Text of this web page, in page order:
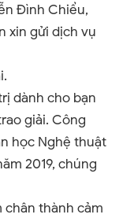
Đình Chiểu,
xin gửi dịch vụ
dành cho bạn
giải. Công
học Nghệ thuật
2019, chúng
chân thành cảm